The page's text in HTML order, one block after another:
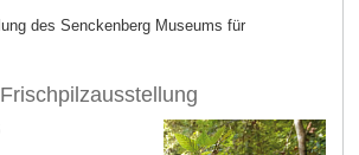
des Senckenberg Museums für